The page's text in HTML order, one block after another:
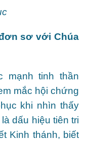
sơ với Chúa
mạnh tinh thần
mắc hội chứng
khi nhìn thấy
dấu hiệu tiên tri
Kinh thánh, biết